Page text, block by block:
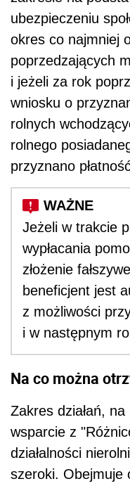
ubezpieczeniu
okres co najmniej
poprzedzających
i jeżeli za rok
wniosku o
rolnych
rolnego
przyznano
Jeżeli w trakcie
wypłacania
złożenie
beneficjent jest
z możliwości
i w następnym
Na co można
Zakres działań,
wsparcie z
działalności
szeroki. Obejmuje